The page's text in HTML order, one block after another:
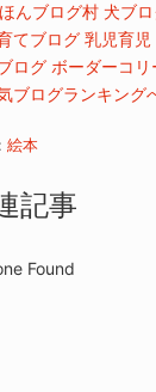
てブログ 乳児育児
ログ ボーダーコリ
ブログランキング
絵本
記事
Found